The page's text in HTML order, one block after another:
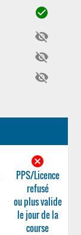
check_circle
visibility_off
visibility_off
visibility_off
cancel
PPS/Licence
refusé
ou plus valide
le jour de la
course